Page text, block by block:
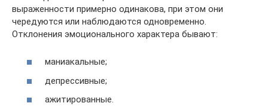
выраженности примерно одинакова, при этом они
чередуются или наблюдаются одновременно.
Отклонения эмоционального характера бывают:
маниакальные;
депрессивные;
ажитированные.